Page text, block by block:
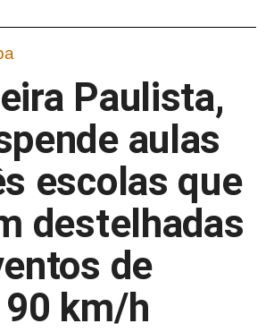
Paulista,
aulas
escolas que
destelhadas
de
km/h